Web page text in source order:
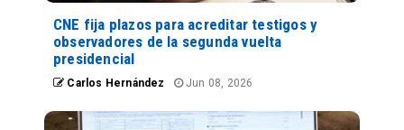
CNE fija plazos para acreditar testigos y
observadores de la segunda vuelta
presidencial
Carlos Hernández Jun 08, 2026